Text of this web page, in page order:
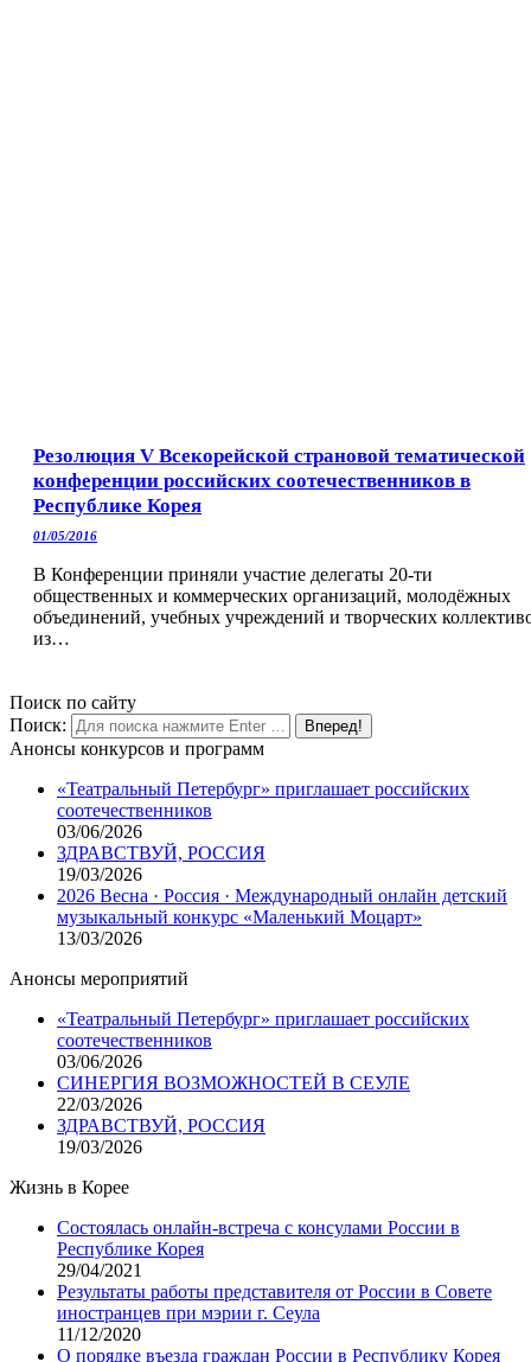
Резолюция V Всекорейской страновой тематической
конференции российских соотечественников в
Республике Корея
01/05/2016
В Конференции приняли участие делегаты 20-ти
общественных и коммерческих организаций, молодёжных
объединений, учебных учреждений и творческих
из…
Поиск по сайту
Поиск:
Анонсы конкурсов и программ
«Театральный Петербург» приглашает российских
соотечественников
03/06/2026
ЗДРАВСТВУЙ, РОССИЯ
19/03/2026
2026 Весна · Россия · Международный онлайн детский
музыкальный конкурс «Маленький Моцарт»
13/03/2026
Анонсы мероприятий
«Театральный Петербург» приглашает российских
соотечественников
03/06/2026
СИНЕРГИЯ ВОЗМОЖНОСТЕЙ В СЕУЛЕ
22/03/2026
ЗДРАВСТВУЙ, РОССИЯ
19/03/2026
Жизнь в Корее
Состоялась онлайн-встреча с консулами России в
Республике Корея
29/04/2021
Результаты работы представителя от России в Совете
иностранцев при мэрии г. Сеула
11/12/2020
О порядке въезда граждан России в Республику Корея